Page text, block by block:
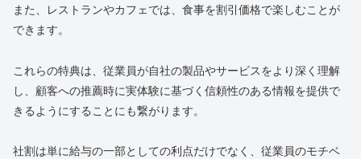
また、レストランやカフェでは、食事を割引価格で楽しむことが
できます。
これらの特典は、従業員が自社の製品やサービスをより深く理解
し、顧客への推薦時に実体験に基づく信頼性のある情報を提供で
きるようにすることにも繋がります。
社割は単に給与の一部としての利点だけでなく、従業員のモチベ